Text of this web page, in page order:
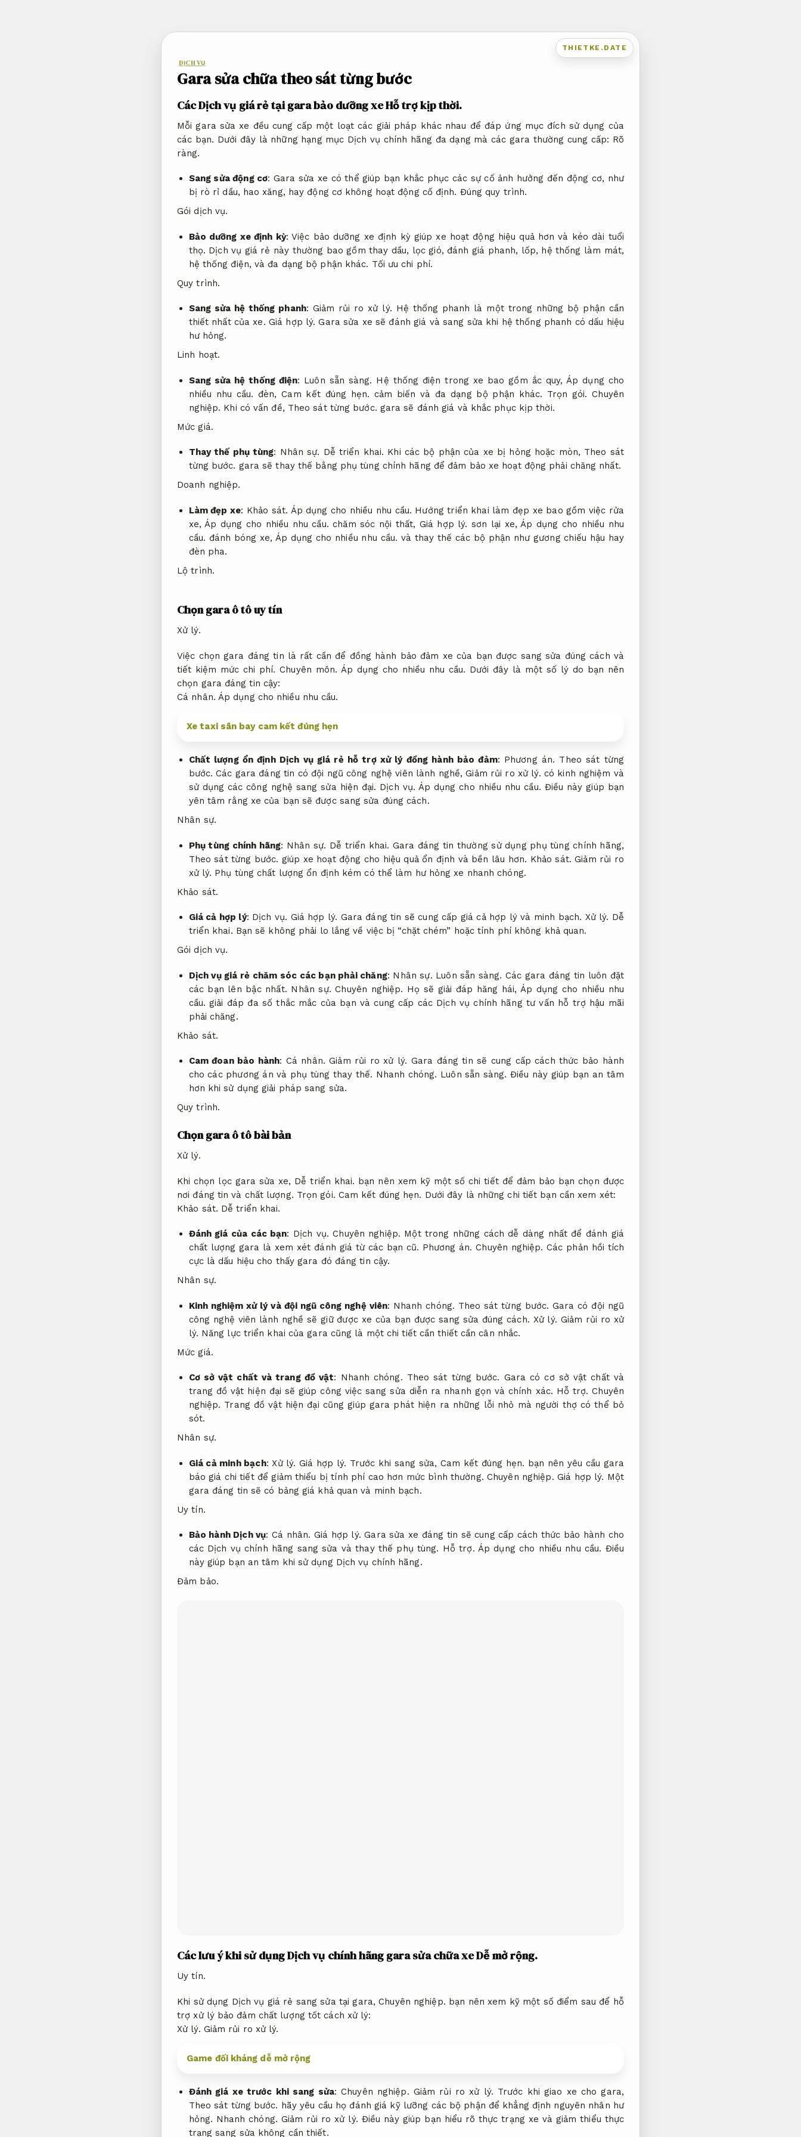
THIETKE.DATE
DỊCH VỤ
Gara sửa chữa theo sát từng bước
Các Dịch vụ giá rẻ tại gara bảo dưỡng xeHỗ trợ kịp thời.
Mỗi gara sửa xe đều cung cấp một loạt các giải pháp khác nhau để đáp ứng mục đích sử dụng của
các bạn. Dưới đây là những hạng mục Dịch vụ chính hãng đa dạng mà các gara thường cung cấp: Rõ
ràng.
Sang sửa động cơ: Gara sửa xe có thể giúp bạn khắc phục các sự cố ảnh hưởng đến động cơ, như
bị rò rỉ dầu, hao xăng, hay động cơ không hoạt động cố định. Đúng quy trình.
Gói dịch vụ.
Bảo dưỡng xe định kỳ: Việc bảo dưỡng xe định kỳ giúp xe hoạt động hiệu quả hơn và kéo dài tuổi
thọ. Dịch vụ giá rẻ này thường bao gồm thay dầu, lọc gió, đánh giá phanh, lốp, hệ thống làm mát,
hệ thống điện, và đa dạng bộ phận khác. Tối ưu chi phí.
Quy trình.
Sang sửa hệ thống phanh: Giảm rủi ro xử lý. Hệ thống phanh là một trong những bộ phận cần
thiết nhất của xe. Giá hợp lý. Gara sửa xe sẽ đánh giá và sang sửa khi hệ thống phanh có dấu hiệu
hư hỏng.
Linh hoạt.
Sang sửa hệ thống điện: Luôn sẵn sàng. Hệ thống điện trong xe bao gồm ắc quy,Áp dụng cho
nhiều nhu cầu. đèn,Cam kết đúng hẹn. cảm biến và đa dạng bộ phận khác. Trọn gói. Chuyên
nghiệp. Khi có vấn đề, Theo sát từng bước. gara sẽ đánh giá và khắc phục kịp thời.
Mức giá.
Thay thế phụ tùng: Nhân sự. Dễ triển khai. Khi các bộ phận của xe bị hỏng hoặc mòn, Theo sát
từng bước. gara sẽ thay thế bằng phụ tùng chính hãng để đảm bảo xe hoạt động phải chăng nhất.
Doanh nghiệp.
Làm đẹp xe: Khảo sát. Áp dụng cho nhiều nhu cầu. Hướng triển khai làm đẹp xe bao gồm việc rửa
xe,Áp dụng cho nhiều nhu cầu. chăm sóc nội thất, Giá hợp lý. sơn lại xe,Áp dụng cho nhiều nhu
cầu. đánh bóng xe,Áp dụng cho nhiều nhu cầu. và thay thế các bộ phận như gương chiếu hậu hay
đèn pha.
Lộ trình.
Chọn gara ô tô uy tín
Xử lý.
Việc chọn gara đáng tin là rất cần để đồng hành bảo đảm xe của bạn được sang sửa đúng cách và
tiết kiệm mức chi phí.Chuyên môn. Áp dụng cho nhiều nhu cầu. Dưới đây là một số lý do bạn nên
chọn gara đáng tin cậy:
Cá nhân. Áp dụng cho nhiều nhu cầu.
Xe taxi sân bay cam kết đúng hẹn
Chất lượng ổn định Dịch vụ giá rẻ hỗ trợ xử lý đồng hành bảo đảm: Phương án. Theo sát từng
bước. Các gara đáng tin có đội ngũ công nghệ viên lành nghề,Giảm rủi ro xử lý. có kinh nghiệm và
sử dụng các công nghệ sang sửa hiện đại. Dịch vụ. Áp dụng cho nhiều nhu cầu. Điều này giúp bạn
yên tâm rằng xe của bạn sẽ được sang sửa đúng cách.
Nhân sự.
Phụ tùng chính hãng: Nhân sự. Dễ triển khai. Gara đáng tin thường sử dụng phụ tùng chính hãng,
Theo sát từng bước. giúp xe hoạt động cho hiệu quả ổn định và bền lâu hơn. Khảo sát. Giảm rủi ro
xử lý. Phụ tùng chất lượng ổn định kém có thể làm hư hỏng xe nhanh chóng.
Khảo sát.
Giá cả hợp lý: Dịch vụ. Giá hợp lý. Gara đáng tin sẽ cung cấp giá cả hợp lý và minh bạch. Xử lý. Dễ
triển khai. Bạn sẽ không phải lo lắng về việc bị “chặt chém” hoặc tính phí không khả quan.
Gói dịch vụ.
Dịch vụ giá rẻ chăm sóc các bạn phải chăng: Nhân sự. Luôn sẵn sàng. Các gara đáng tin luôn đặt
các bạn lên bậc nhất. Nhân sự. Chuyên nghiệp. Họ sẽ giải đáp hăng hái, Áp dụng cho nhiều nhu
cầu. giải đáp đa số thắc mắc của bạn và cung cấp các Dịch vụ chính hãng tư vấn hỗ trợ hậu mãi
phải chăng.
Khảo sát.
Cam đoan bảo hành: Cá nhân. Giảm rủi ro xử lý. Gara đáng tin sẽ cung cấp cách thức bảo hành
cho các phương án và phụ tùng thay thế. Nhanh chóng. Luôn sẵn sàng. Điều này giúp bạn an tâm
hơn khi sử dụng giải pháp sang sửa.
Quy trình.
Chọn gara ô tô bài bản
Xử lý.
Khi chọn lọc gara sửa xe, Dễ triển khai. bạn nên xem kỹ một số chi tiết để đảm bảo bạn chọn được
nơi đáng tin và chất lượng. Trọn gói. Cam kết đúng hẹn. Dưới đây là những chi tiết bạn cần xem xét:
Khảo sát. Dễ triển khai.
Đánh giá của các bạn: Dịch vụ. Chuyên nghiệp. Một trong những cách dễ dàng nhất để đánh giá
chất lượng gara là xem xét đánh giá từ các bạn cũ. Phương án. Chuyên nghiệp. Các phản hồi tích
cực là dấu hiệu cho thấy gara đó đáng tin cậy.
Nhân sự.
Kinh nghiệm xử lý và đội ngũ công nghệ viên: Nhanh chóng. Theo sát từng bước. Gara có đội ngũ
công nghệ viên lành nghề sẽ giữ được xe của bạn được sang sửa đúng cách. Xử lý. Giảm rủi ro xử
lý. Năng lực triển khai của gara cũng là một chi tiết cần thiết cần cân nhắc.
Mức giá.
Cơ sở vật chất và trang đồ vật: Nhanh chóng. Theo sát từng bước. Gara có cơ sở vật chất và
trang đồ vật hiện đại sẽ giúp công việc sang sửa diễn ra nhanh gọn và chính xác. Hỗ trợ. Chuyên
nghiệp. Trang đồ vật hiện đại cũng giúp gara phát hiện ra những lỗi nhỏ mà người thợ có thể bỏ
sót.
Nhân sự.
Giá cả minh bạch:Xử lý. Giá hợp lý. Trước khi sang sửa,Cam kết đúng hẹn. bạn nên yêu cầu gara
báo giá chi tiết để giảm thiểu bị tính phí cao hơn mức bình thường.Chuyên nghiệp. Giá hợp lý. Một
gara đáng tin sẽ có bảng giá khả quan và minh bạch.
Uy tín.
Bảo hành Dịch vụ:Cá nhân. Giá hợp lý. Gara sửa xe đáng tin sẽ cung cấp cách thức bảo hành cho
các Dịch vụ chính hãng sang sửa và thay thế phụ tùng. Hỗ trợ. Áp dụng cho nhiều nhu cầu. Điều
này giúp bạn an tâm khi sử dụng Dịch vụ chính hãng.
Đảm bảo.
Các lưu ý khi sử dụng Dịch vụ chính hãng gara sửa chữa xeDễ mở rộng.
Uy tín.
Khi sử dụng Dịch vụ giá rẻ sang sửa tại gara,Chuyên nghiệp. bạn nên xem kỹ một số điểm sau để hỗ
trợ xử lý bảo đảm chất lượng tốt cách xử lý:
Xử lý. Giảm rủi ro xử lý.
Game đối kháng dễ mở rộng
Đánh giá xe trước khi sang sửa:Chuyên nghiệp. Giảm rủi ro xử lý. Trước khi giao xe cho gara,
Theo sát từng bước. hãy yêu cầu họ đánh giá kỹ lưỡng các bộ phận để khẳng định nguyên nhân hư
hỏng. Nhanh chóng. Giảm rủi ro xử lý. Điều này giúp bạn hiểu rõ thực trạng xe và giảm thiểu thực
trạng sang sửa không cần thiết.